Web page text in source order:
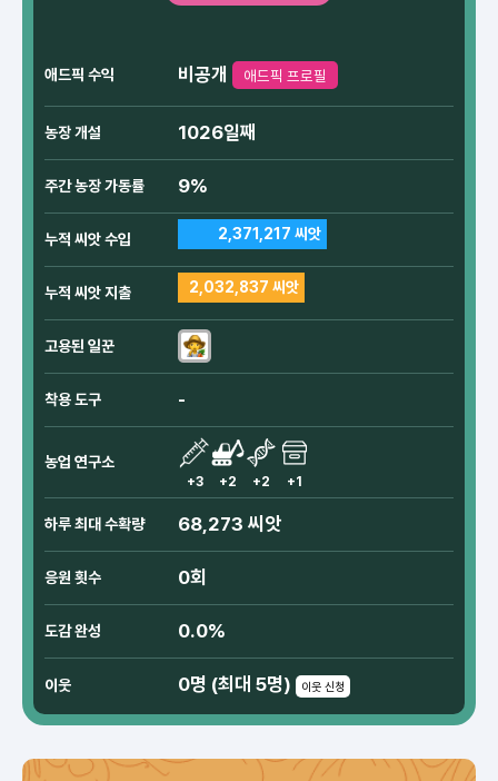
애드픽 수익 비공개 애드픽 프로필
농장 개설 1026일째
주간 농장 가동률 9%
누적 씨앗 수입 2,371,217 씨앗
누적 씨앗 지출 2,032,837 씨앗
고용된 일꾼
착용 도구 -
농업 연구소
+3 +2 +2 +1
하루 최대 수확량 68,273 씨앗
응원 횟수 0회
도감 완성 0.0%
이웃 0명 (최대 5명) 이웃 신청